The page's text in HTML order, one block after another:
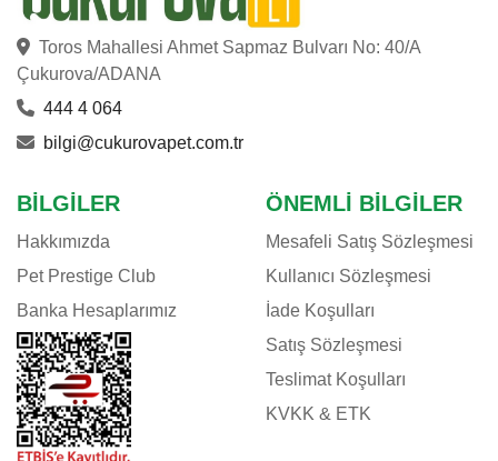
Toros Mahallesi Ahmet Sapmaz Bulvarı No: 40/A
Çukurova/ADANA
444 4 064
bilgi@cukurovapet.com.tr
BILGILER
Hakkımızda
Pet Prestige Club
Banka Hesaplarımız
ÖNEMLI BILGILER
Mesafeli Satış Sözleşmesi
Kullanıcı Sözleşmesi
İade Koşulları
Satış Sözleşmesi
Teslimat Koşulları
KVKK & ETK